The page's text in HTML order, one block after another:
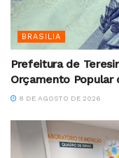
BRASILIA
Prefeitura de
Orçamento Popular
8 DE AGOSTO DE 2026